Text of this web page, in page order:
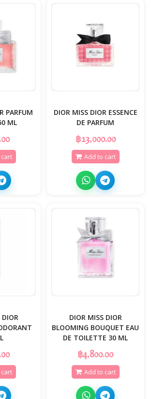
PARFUM
ML
DIOR MISS DIOR ESSENCE
DE PARFUM
฿13,000.00
Add to cart
DIOR
DIOR MISS DIOR
BLOOMING BOUQUET EAU
DE TOILETTE 30 ML
฿4,800.00
Add to cart